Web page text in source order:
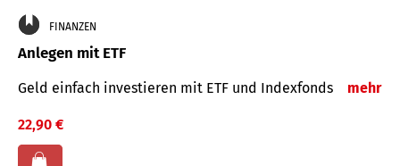
FINANZEN
Anlegen mit ETF
Geld einfach investieren mit ETF und Indexfonds mehr
22,90 €